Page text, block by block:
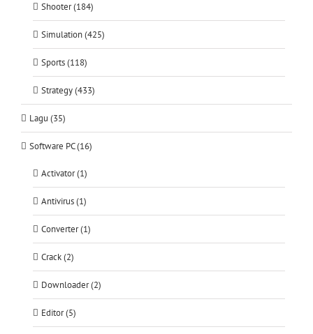
Shooter (184)
Simulation (425)
Sports (118)
Strategy (433)
Lagu (35)
Software PC (16)
Activator (1)
Antivirus (1)
Converter (1)
Crack (2)
Downloader (2)
Editor (5)